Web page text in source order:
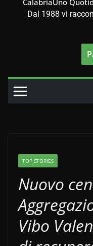
CalabriaUno
Dal 1988 vi
TOP STORIES
Nuovo
Vibo